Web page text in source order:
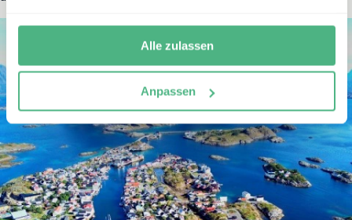
Alle zulassen
Anpassen